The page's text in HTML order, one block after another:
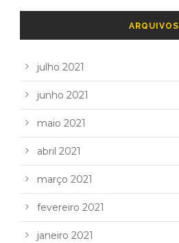
ARQUIVOS
julho 2021
junho 2021
maio 2021
abril 2021
março 2021
fevereiro 2021
janeiro 2021